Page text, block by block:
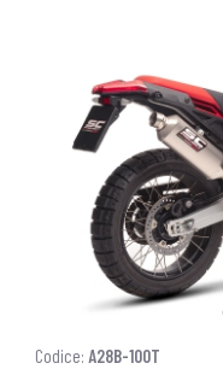
Codice: A28B-100T